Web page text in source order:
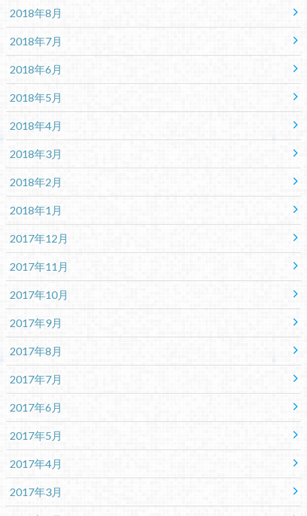
2018年8月
2018年7月
2018年6月
2018年5月
2018年4月
2018年3月
2018年2月
2018年1月
2017年12月
2017年11月
2017年10月
2017年9月
2017年8月
2017年7月
2017年6月
2017年5月
2017年4月
2017年3月